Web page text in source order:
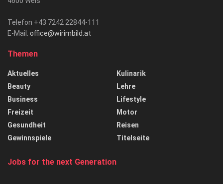
Telefon +43 7242 22844-111
E-Mail: office@wirimbild.at
Themen
Aktuelles
Beauty
Business
Freizeit
Gesundheit
Gewinnspiele
Kulinarik
Lehre
Lifestyle
Motor
Reisen
Titelseite
Jobs for the next Generation